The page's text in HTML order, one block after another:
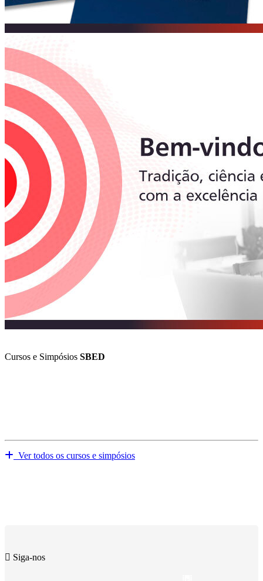
Cursos e Simpósios SBED
Ver todos os cursos e simpósios
Siga-nos